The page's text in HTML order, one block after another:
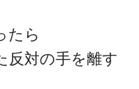
たら
対の手を離す